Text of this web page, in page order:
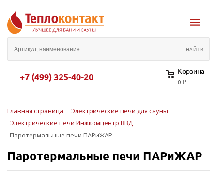
+7 (499) 325-40-20 Корзина
0 ₽
Главная страница
Электрические печи для сауны
Электрические печи Инжкомцентр ВВД
Паротермальные печи ПАРиЖАР
Паротермальные печи ПАРиЖАР